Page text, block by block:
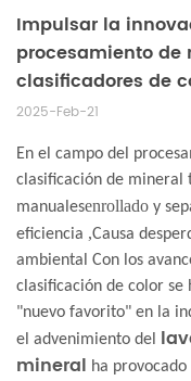
Impulsar la
procesamiento de
clasificadores de
2025-Feb-21
En el campo del
clasificación de mineral
manualesenrollado y
eficiencia ,Causa
ambiental Con los
clasificación de color
"nuevo favorito" en la
el advenimiento del
mineral ha